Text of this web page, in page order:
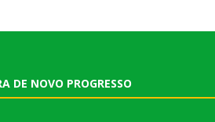
DE NOVO PROGRESSO